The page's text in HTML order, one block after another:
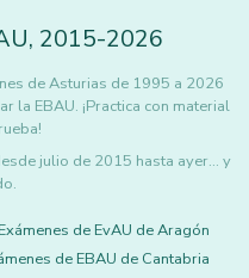
, 2015-2026
de Asturias de 1995 a 2026
la EBAU. ¡Practica con material
julio de 2015 hasta ayer... y
Exámenes de EvAU de Aragón
de EBAU de Cantabria